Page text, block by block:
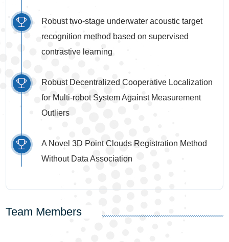
Robust two-stage underwater acoustic target
recognition method based on supervised
contrastive learning
Robust Decentralized Cooperative Localization
for Multi-robot System Against Measurement
Outliers
A Novel 3D Point Clouds Registration Method
Without Data Association
Team Members